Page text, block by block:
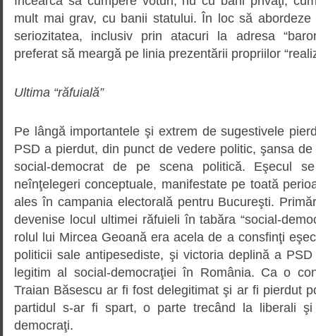
mult mai grav, cu banii statului. În loc să
seriozitatea, inclusiv prin atacuri la adresa
preferat să meargă pe linia prezentării propriilor
Ultima “răfuială”
Pe lângă importantele şi extrem de sugestivele
PSD a pierdut, din punct de vedere politic, şansa
social-democrat de pe scena politică. Eşecul
neînţelegeri conceptuale, manifestate pe toată
ales în campania electorală pentru Bucureşti.
devenise locul ultimei răfuieli în tabăra “social-
rolul lui Mircea Geoană era acela de a consfinţi
politicii sale antipesediste, şi victoria deplină a
legitim al social-democraţiei în România. Ca o
Traian Băsescu ar fi fost delegitimat şi ar fi pierdut
partidul s-ar fi spart, o parte trecând la liberali
democraţi.